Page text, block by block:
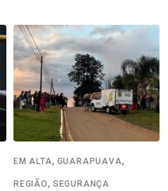
EM ALTA, GUARAPUAVA,
REGIÃO, SEGURANÇA